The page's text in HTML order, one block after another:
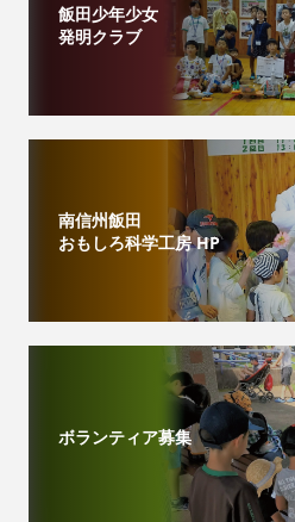
飯田少年少女
発明クラブ
南信州飯田
おもしろ科学工房 HP
ボランティア募集